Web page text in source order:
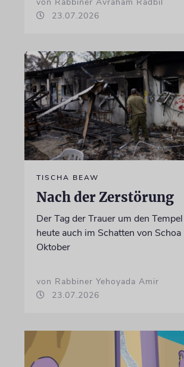
23.07.2026
TISCHA BEAW
Nach der Zerstörung
Der Tag der Trauer um den
heute auch im Schatten von Schoa
Oktober
von Rabbiner Yehoyada Amir
23.07.2026